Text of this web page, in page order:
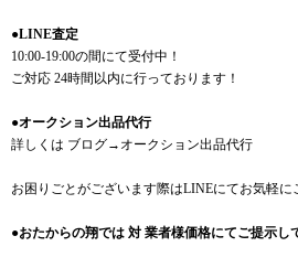
●LINE査定
10:00-19:00の間にて受付中！
ご対応 24時間以内に行っております！
●オークション出品代行
詳しくは ブログ→オークション出品代行
お困りごとがございます際はLINEにてお気軽に
●おたからの翔では 対 業者様価格にてご提示し